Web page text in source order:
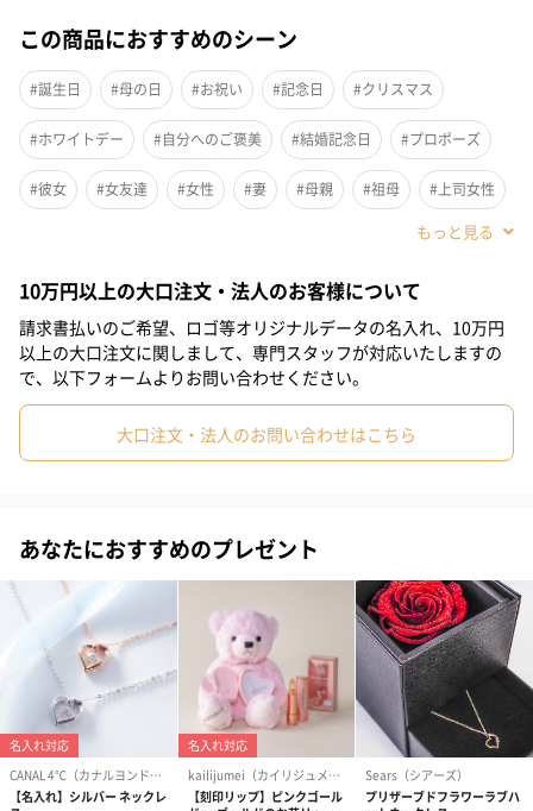
この商品におすすめのシーン
#誕生日 #母の日 #お祝い #記念日 #クリスマス
#ホワイトデー #自分へのご褒美 #結婚記念日 #プロポーズ
#彼女 #女友達 #女性 #妻 #母親 #祖母 #上司女性
#部下女性 #義母 #親戚女性 #20代前半 #20代後半
#30代 #40代 #50代 #60代 #70代 #80代 #90代
10万円以上の大口注文・法人のお客様について
請求書払いのご希望、ロゴ等オリジナルデータの名入れ、10万円
以上の大口注文に関しまして、専門スタッフが対応いたしますの
で、以下フォームよりお問い合わせください。
大口注文・法人のお問い合わせはこちら
あなたにおすすめのプレゼント